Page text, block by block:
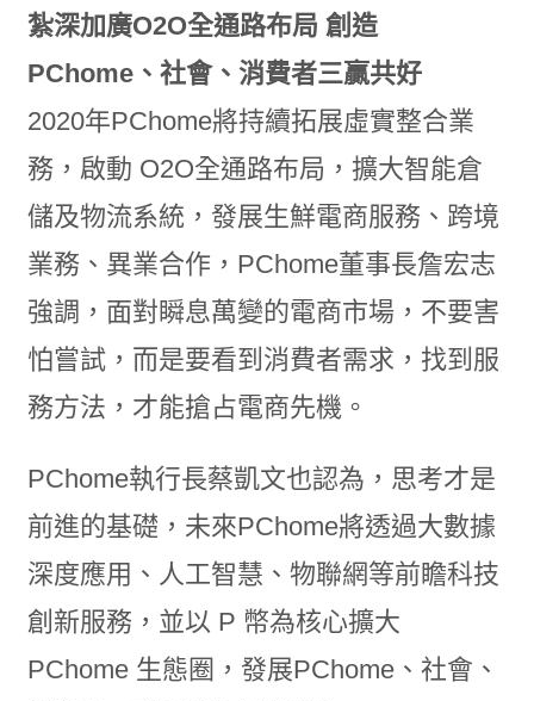
紮深加廣O2O全通路布局 創造
PChome、社會、消費者三贏共好
2020年PChome將持續拓展虛實整合業
務，啟動 O2O全通路布局，擴大智能倉
儲及物流系統，發展生鮮電商服務、跨境
業務、異業合作，PChome董事長詹宏志
強調，面對瞬息萬變的電商市場，不要害
怕嘗試，而是要看到消費者需求，找到服
務方法，才能搶占電商先機。
PChome執行長蔡凱文也認為，思考才是
前進的基礎，未來PChome將透過大數據
深度應用、人工智慧、物聯網等前瞻科技
創新服務，並以 P 幣為核心擴大
PChome 生態圈，發展PChome、社會、